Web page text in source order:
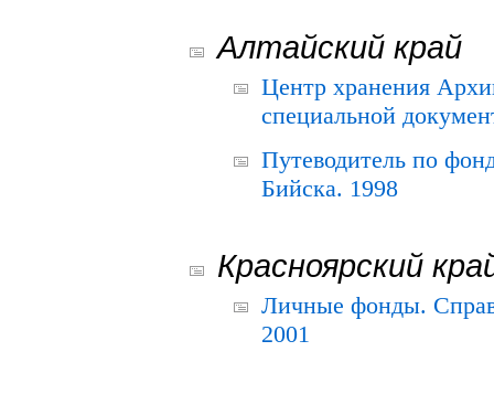
Алтайский край
Центр хранения
специальной
Путеводитель по
Бийска. 1998
Красноярский
Личные фонды.
2001